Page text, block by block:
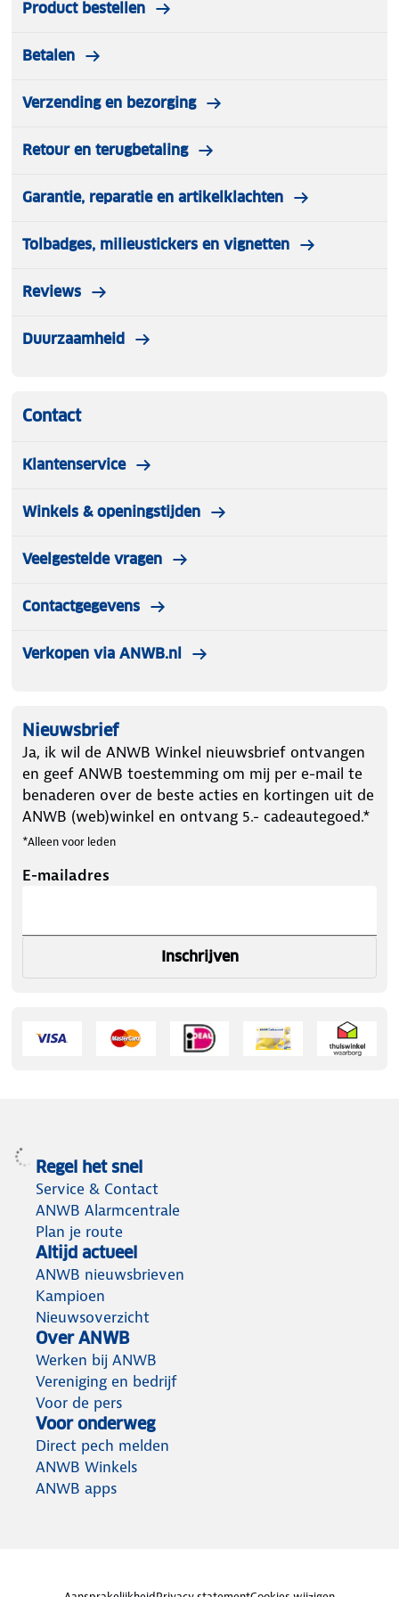
Product bestellen
Betalen
Verzending en bezorging
Retour en terugbetaling
Garantie, reparatie en artikelklachten
Tolbadges, milieustickers en vignetten
Reviews
Duurzaamheid
Contact
Klantenservice
Winkels & openingstijden
Veelgestelde vragen
Contactgegevens
Verkopen via ANWB.nl
Nieuwsbrief
Ja, ik wil de ANWB Winkel nieuwsbrief ontvangen
en geef ANWB toestemming om mij per e-mail te
benaderen over de beste acties en kortingen uit de
ANWB (web)winkel en ontvang 5.- cadeautegoed.*
*Alleen voor leden
E-mailadres
Inschrijven
Regel het snel
Service & Contact
ANWB Alarmcentrale
Plan je route
Altijd actueel
ANWB nieuwsbrieven
Kampioen
Nieuwsoverzicht
Over ANWB
Werken bij ANWB
Vereniging en bedrijf
Voor de pers
Voor onderweg
Direct pech melden
ANWB Winkels
ANWB apps